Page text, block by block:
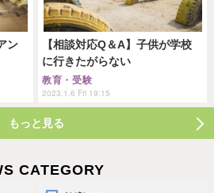
ン
【相談対応Q＆A】子供が学校
に行きたがらない
教育・受験
2023.1.6 Fri 19:15
もっと見る
CATEGORY